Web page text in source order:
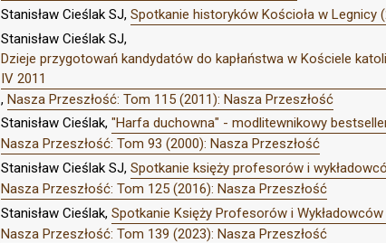
Stanisław Cieślak SJ, Spotkanie historyków Kościoła w Legnicy
Stanisław Cieślak SJ,
Dzieje przygotowań kandydatów do kapłaństwa w Kościele
IV 2011
, Nasza Przeszłość: Tom 115 (2011): Nasza Przeszłość
Stanisław Cieślak, "Harfa duchowna" - modlitewnikowy
Nasza Przeszłość: Tom 93 (2000): Nasza Przeszłość
Stanisław Cieślak SJ, Spotkanie księży profesorów i
Nasza Przeszłość: Tom 125 (2016): Nasza Przeszłość
Stanisław Cieślak, Spotkanie Księży Profesorów i
Nasza Przeszłość: Tom 139 (2023): Nasza Przeszłość